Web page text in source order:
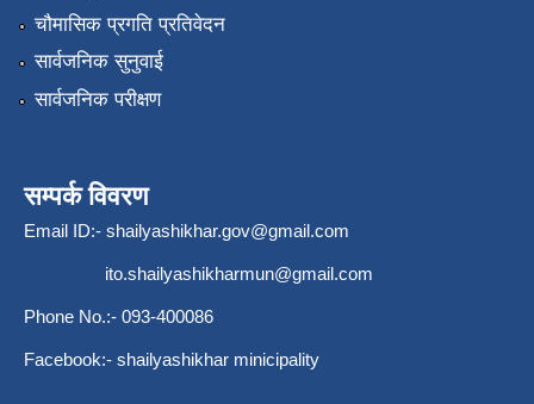
चौमासिक प्रगति प्रतिवेदन
सार्वजनिक सुनुवाई
सार्वजनिक परीक्षण
सम्पर्क विवरण
Email ID:- shailyashikhar.gov@gmail.com
ito.shailyashikharmun@gmail.com
Phone No.:- 093-400086
Facebook:- shailyashikhar minicipality